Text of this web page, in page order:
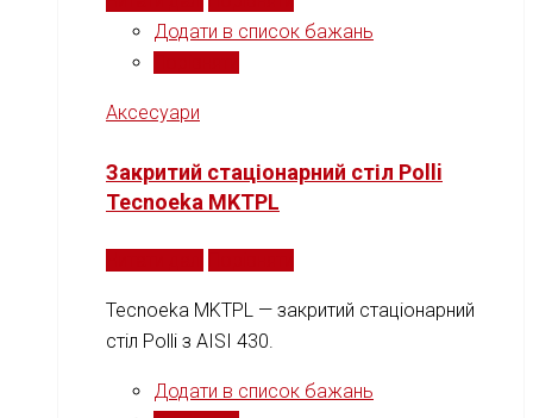
Додати в список бажань
Аксесуари
Закритий стаціонарний стіл Рolli
Tecnoeka MKTPL
Tecnoeka MKTPL — закритий стаціонарний
стіл Рolli з AISI 430.
Додати в список бажань